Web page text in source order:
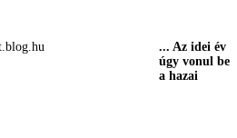
... Az idei év
úgy vonul be
a hazai